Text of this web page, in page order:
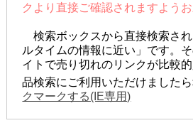
クより直接ご確認されますよう
検索ボックスから直接検索さ
ルタイムの情報に近い」です。
イトで売り切れのリンクが比較
品検索にご利用いただけました
クマークする(IE専用)